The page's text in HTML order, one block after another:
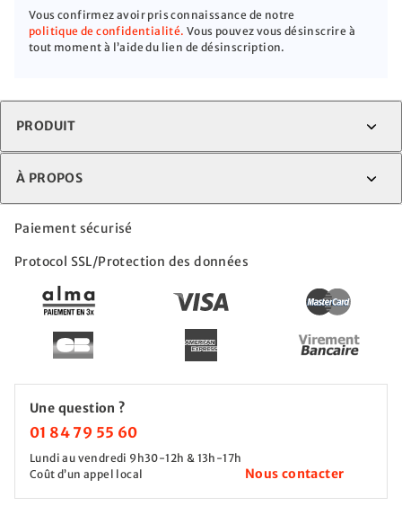
Vous confirmez avoir pris connaissance de notre
politique de confidentialité. Vous pouvez vous désinscrire à
tout moment à l’aide du lien de désinscription.
PRODUIT
À PROPOS
Paiement sécurisé
Protocol SSL/Protection des données
Une question ?
01 84 79 55 60
Lundi au vendredi 9h30-12h & 13h-17h
Coût d’un appel local
Nous contacter